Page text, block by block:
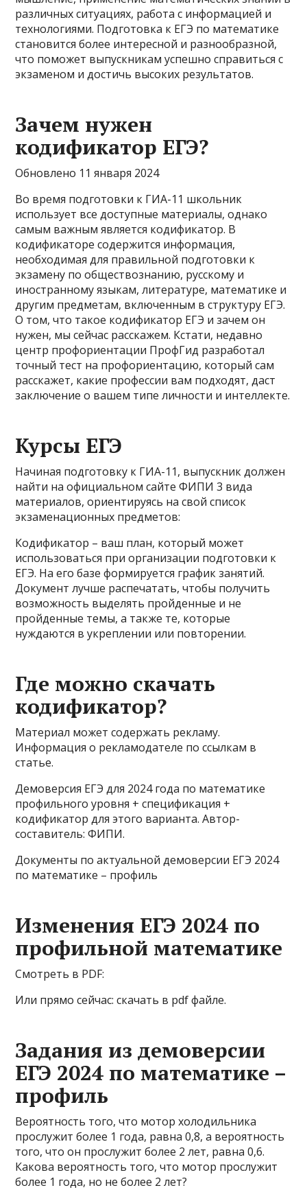
различных ситуациях, работа с информацией и
технологиями. Подготовка к ЕГЭ по математике
становится более интересной и разнообразной,
что поможет выпускникам успешно справиться с
экзаменом и достичь высоких результатов.
Зачем нужен
кодификатор ЕГЭ?
Обновлено 11 января 2024
Во время подготовки к ГИА-11 школьник
использует все доступные материалы, однако
самым важным является кодификатор. В
кодификаторе содержится информация,
необходимая для правильной подготовки к
экзамену по обществознанию, русскому и
иностранному языкам, литературе, математике и
другим предметам, включенным в структуру ЕГЭ.
О том, что такое кодификатор ЕГЭ и зачем он
нужен, мы сейчас расскажем. Кстати, недавно
центр профориентации ПрофГид разработал
точный тест на профориентацию, который сам
расскажет, какие профессии вам подходят, даст
заключение о вашем типе личности и интеллекте.
Курсы ЕГЭ
Начиная подготовку к ГИА-11, выпускник должен
найти на официальном сайте ФИПИ 3 вида
материалов, ориентируясь на свой список
экзаменационных предметов:
Кодификатор – ваш план, который может
использоваться при организации подготовки к
ЕГЭ. На его базе формируется график занятий.
Документ лучше распечатать, чтобы получить
возможность выделять пройденные и не
пройденные темы, а также те, которые
нуждаются в укреплении или повторении.
Где можно скачать
кодификатор?
Материал может содержать рекламу.
Информация о рекламодателе по ссылкам в
статье.
Демоверсия ЕГЭ для 2024 года по математике
профильного уровня + спецификация +
кодификатор для этого варианта. Автор-
составитель: ФИПИ.
Документы по актуальной демоверсии ЕГЭ 2024
по математике – профиль
Изменения ЕГЭ 2024 по
профильной математике
Смотреть в PDF:
Или прямо сейчас: cкачать в pdf файле.
Задания из демоверсии
ЕГЭ 2024 по математике –
профиль
Вероятность того, что мотор холодильника
прослужит более 1 года, равна 0,8, а вероятность
того, что он прослужит более 2 лет, равна 0,6.
Какова вероятность того, что мотор прослужит
более 1 года, но не более 2 лет?